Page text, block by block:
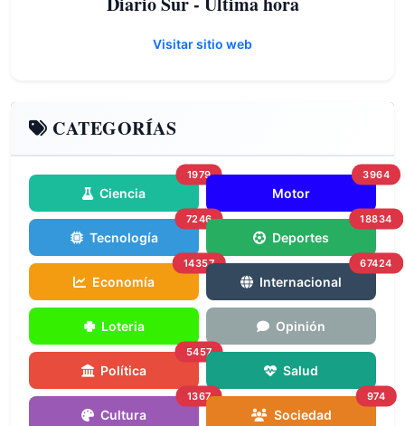
Visitar sitio web
CATEGORÍAS
Ciencia
1979
Motor
3964
Tecnología
7246
Deportes
18834
Economía
14357
Internacional
67424
Loteria Opinión
Política
5457
Salud
Cultura
1367
Sociedad
974